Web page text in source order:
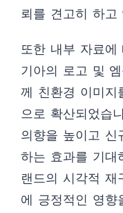
뢰를 견고히 하고
또한 내부 자료
기아의 로고 및
께 친환경 이미지
으로 확산되었습
의향을 높이고 신
하는 효과를 기대
랜드의 시각적 재
에 긍정적인 영향